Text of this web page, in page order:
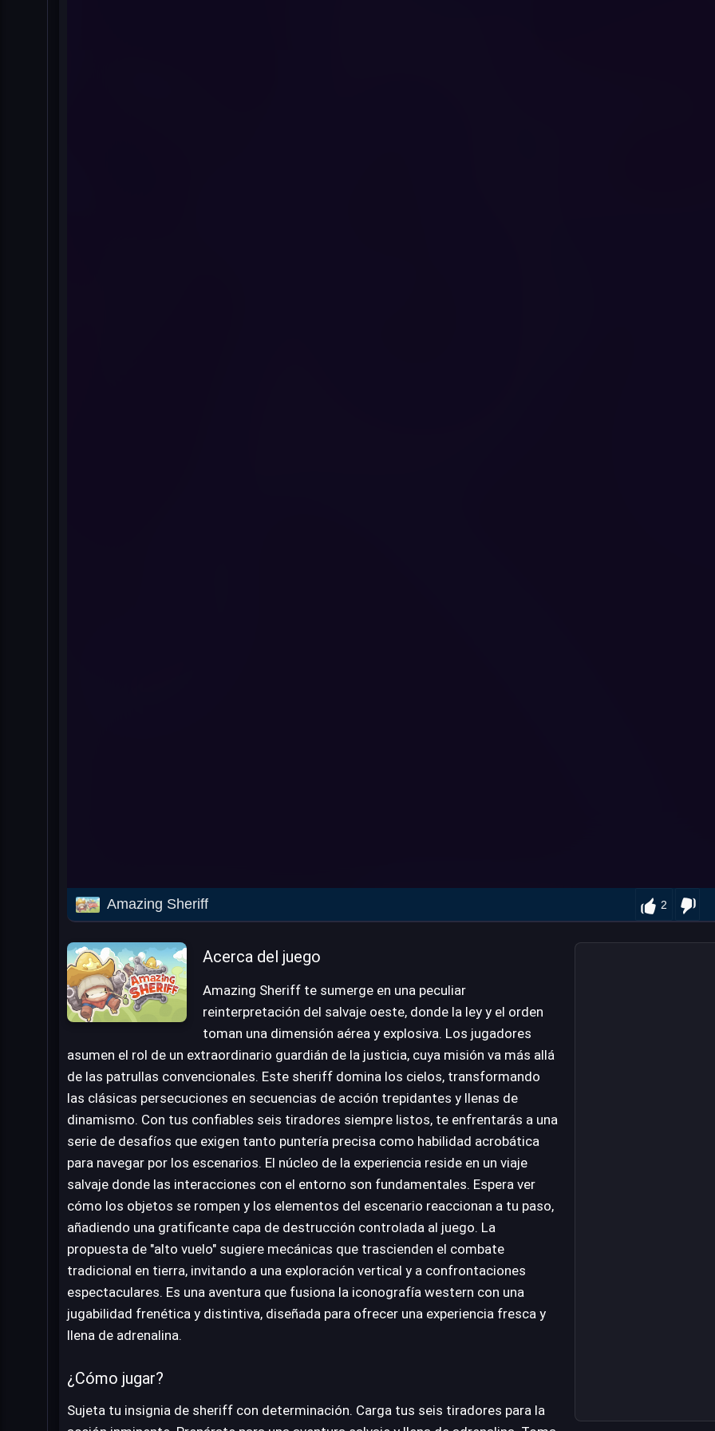
Amazing Sheriff 2
Acerca del juego
Amazing Sheriff te sumerge en una peculiar
reinterpretación del salvaje oeste, donde la ley y el orden
toman una dimensión aérea y explosiva. Los jugadores
asumen el rol de un extraordinario guardián de la justicia, cuya misión va más allá
de las patrullas convencionales. Este sheriff domina los cielos, transformando
las clásicas persecuciones en secuencias de acción trepidantes y llenas de
dinamismo. Con tus confiables seis tiradores siempre listos, te enfrentarás a una
serie de desafíos que exigen tanto puntería precisa como habilidad acrobática
para navegar por los escenarios. El núcleo de la experiencia reside en un viaje
salvaje donde las interacciones con el entorno son fundamentales. Espera ver
cómo los objetos se rompen y los elementos del escenario reaccionan a tu paso,
añadiendo una gratificante capa de destrucción controlada al juego. La
propuesta de "alto vuelo" sugiere mecánicas que trascienden el combate
tradicional en tierra, invitando a una exploración vertical y a confrontaciones
espectaculares. Es una aventura que fusiona la iconografía western con una
jugabilidad frenética y distintiva, diseñada para ofrecer una experiencia fresca y
llena de adrenalina.
¿Cómo jugar?
Sujeta tu insignia de sheriff con determinación. Carga tus seis tiradores para la